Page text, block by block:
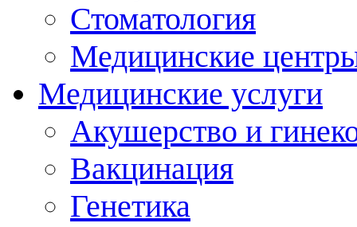
Стоматология
Медицинские
Медицинские услуги
Акушерство и
Вакцинация
Генетика